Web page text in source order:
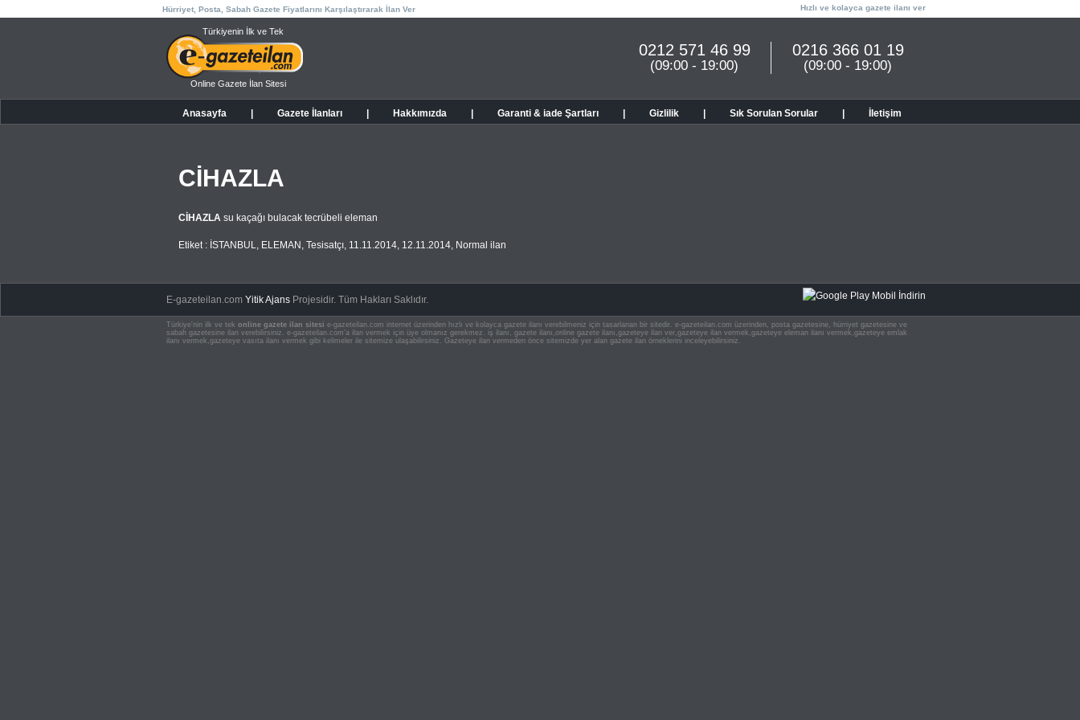
Hürriyet, Posta, Sabah Gazete Fiyatlarını Karşılaştırarak İlan Ver Hızlı ve kolayca gazete ilanı ver
Türkiyenin İlk ve Tek
Online Gazete İlan Sitesi
0216 366 01 19
(09:00 - 19:00)
0212 571 46 99
(09:00 - 19:00)
Anasayfa Gazete İlanları Hakkımızda Garanti & iade Şartları Gizlilik Sık Sorulan Sorular İletişim
CİHAZLA
CİHAZLA su kaçağı bulacak tecrübeli eleman
Etiket : İSTANBUL, ELEMAN , Tesisatçı, 11.11.2014, 12.11.2014, Normal ilan
E-gazeteilan.comYitik Ajans Projesidir.Tüm Hakları Saklıdır.
Türkiye'nin ilk ve tek online gazete ilan sitesi e-gazeteilan.com internet üzerinden hızlı ve kolayca gazete ilanı verebilmeniz için tasarlanan bir sitedir. e-gazeteilan.com üzerinden, posta gazetesine, hürriyet gazetesine ve
sabah gazetesine ilan verebilirsiniz. e-gazeteilan.com'a ilan vermek için üye olmanız gerekmez. iş ilanı, gazete ilanı,online gazete ilanı,gazeteye ilan ver,gazeteye ilan vermek,gazeteye eleman ilanı vermek,gazeteye emlak
ilanı vermek,gazeteye vasıta ilanı vermek gibi kelimeler ile sitemize ulaşabilirsiniz. Gazeteye ilan vermeden önce sitemizde yer alan gazete ilan örneklerini inceleyebilirsiniz.